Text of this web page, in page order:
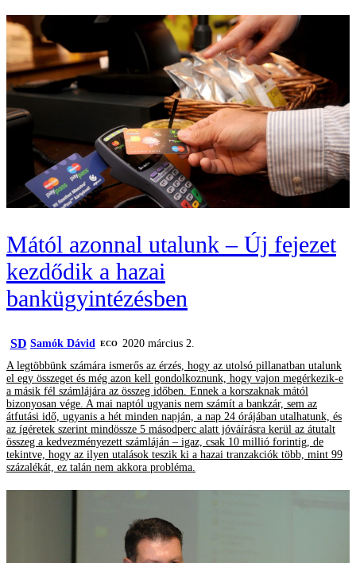
Mától azonnal utalunk – Új fejezet
kezdődik a hazai
bankügyintézésben
SD Samók Dávid ECO 2020 március 2.
A legtöbbünk számára ismerős az érzés, hogy az utolsó pillanatban utalunk
el egy összeget és még azon kell gondolkoznunk, hogy vajon megérkezik-e
a másik fél számlájára az összeg időben. Ennek a korszaknak mától
bizonyosan vége. A mai naptól ugyanis nem számít a bankzár, sem az
átfutási idő, ugyanis a hét minden napján, a nap 24 órájában utalhatunk, és
az ígéretek szerint mindössze 5 másodperc alatt jóváírásra kerül az átutalt
összeg a kedvezményezett számláján – igaz, csak 10 millió forintig, de
tekintve, hogy az ilyen utalások teszik ki a hazai tranzakciók több, mint 99
százalékát, ez talán nem akkora probléma.